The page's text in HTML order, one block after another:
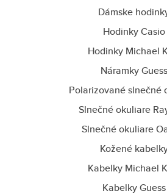
Dámske
Hodinky Casio
Hodinky Michael
Náramky Guess
Polarizované slnečné
Slnečné okuliare
Slnečné okuliare
Kožené
Kabelky Michael
Kabelky Guess